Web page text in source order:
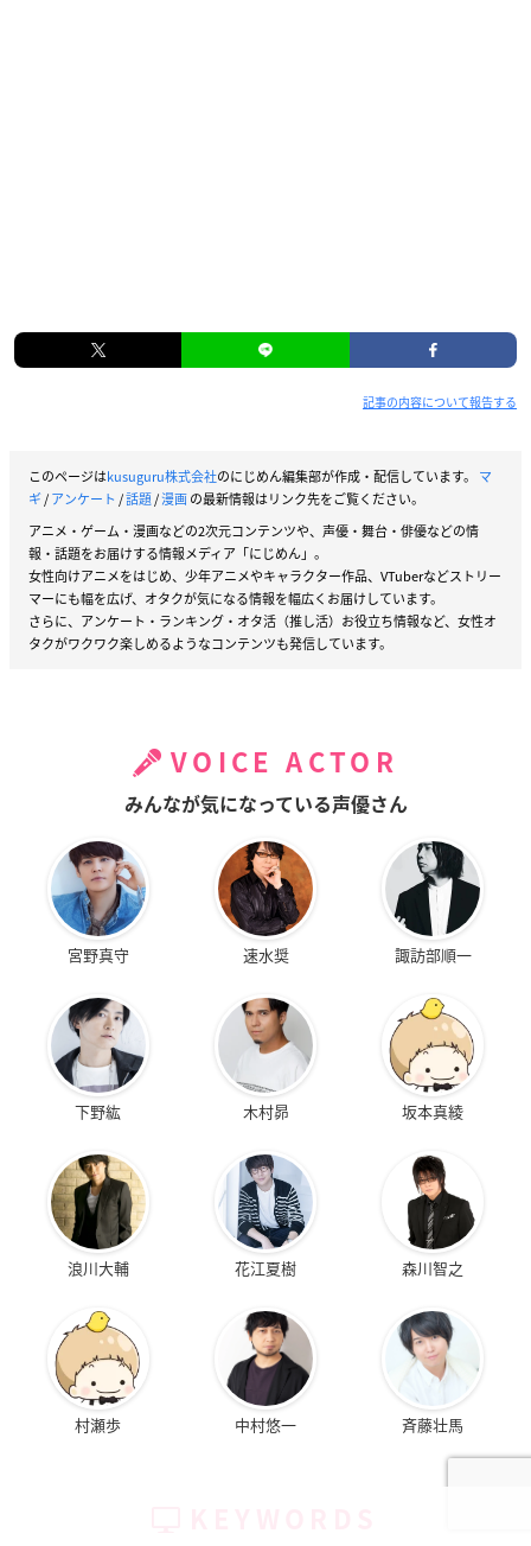
記事の内容について報告する
このページはkusuguru株式会社のにじめん編集部が作成・配信しています。 マ
ギ/アンケート /話題/漫画の最新情報はリンク先をご覧ください。
アニメ・ゲーム・漫画などの2次元コンテンツや、声優・舞台・俳優などの情
報・話題をお届けする情報メディア「にじめん」。
女性向けアニメをはじめ、少年アニメやキャラクター作品、VTuberなどストリー
マーにも幅を広げ、オタクが気になる情報を幅広くお届けしています。
さらに、アンケート・ランキング・オタ活（推し活）お役立ち情報など、女性オ
タクがワクワク楽しめるようなコンテンツも発信しています。
VOICE ACTOR
みんなが気になっている声優さん
宮野真守 速水奨 諏訪部順一
下野紘 木村昴 坂本真綾
浪川大輔 花江夏樹 森川智之
村瀬歩 中村悠一 斉藤壮馬